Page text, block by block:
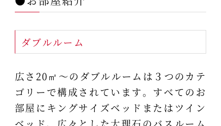
ダブルルーム
広さ20㎡～のダブルルームは３つのカテ
ゴリーで構成されています。すべてのお
部屋にキングサイズベッドまたはツイン